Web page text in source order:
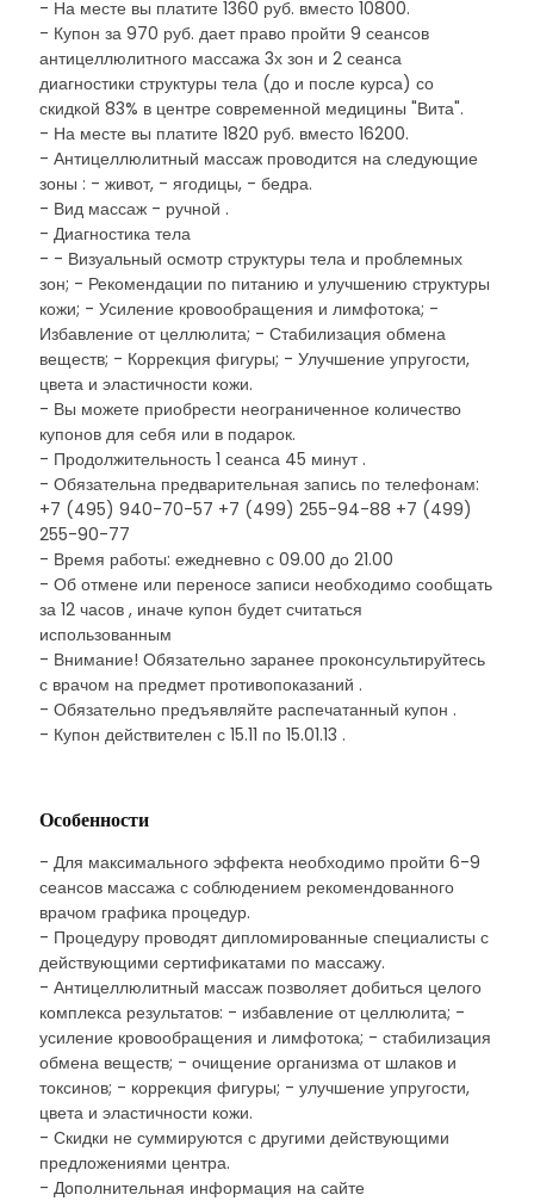
- На месте вы платите 1360 руб. вместо 10800.
- Купон за 970 руб. дает право пройти 9 сеансов
антицеллюлитного массажа 3х зон и 2 сеанса
диагностики структуры тела (до и после курса) со
скидкой 83% в центре современной медицины "Вита".
- На месте вы платите 1820 руб. вместо 16200.
- Антицеллюлитный массаж проводится на следующие
зоны : - живот, - ягодицы, - бедра.
- Вид массаж - ручной .
- Диагностика тела
- - Визуальный осмотр структуры тела и проблемных
зон; - Рекомендации по питанию и улучшению структуры
кожи; - Усиление кровообращения и лимфотока; -
Избавление от целлюлита; - Стабилизация обмена
веществ; - Коррекция фигуры; - Улучшение упругости,
цвета и эластичности кожи.
- Вы можете приобрести неограниченное количество
купонов для себя или в подарок.
- Продолжительность 1 сеанса 45 минут .
- Обязательна предварительная запись по телефонам:
+7 (495) 940-70-57 +7 (499) 255-94-88 +7 (499)
255-90-77
- Время работы: ежедневно с 09.00 до 21.00
- Об отмене или переносе записи необходимо сообщать
за 12 часов , иначе купон будет считаться
использованным
- Внимание! Обязательно заранее проконсультируйтесь
с врачом на предмет противопоказаний .
- Обязательно предъявляйте распечатанный купон .
- Купон действителен с 15.11 по 15.01.13 .
Особенности
- Для максимального эффекта необходимо пройти 6-9
сеансов массажа с соблюдением рекомендованного
врачом графика процедур.
- Процедуру проводят дипломированные специалисты с
действующими сертификатами по массажу.
- Антицеллюлитный массаж позволяет добиться целого
комплекса результатов: - избавление от целлюлита; -
усиление кровообращения и лимфотока; - стабилизация
обмена веществ; - очищение организма от шлаков и
токсинов; - коррекция фигуры; - улучшение упругости,
цвета и эластичности кожи.
- Скидки не суммируются с другими действующими
предложениями центра.
- Дополнительная информация на сайте